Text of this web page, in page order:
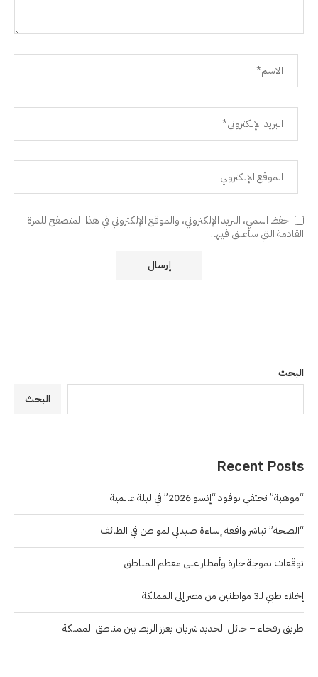
احفظ اسمي، البريد الإلكتروني، والموقع الإلكتروني في هذا المتصفح للمرة
القادمة التي سأعلق فيها.
البحث
البحث
Recent Posts
“موهبة” تحتفي بوفود “إنسو 2026” في ليلة عالمية
“الصحة” تباشر واقعة إساءة صيدلي لمواطن في الطائف
توقعات بموجة حارة وأمطار على معظم المناطق
إخلاء طبي لـ3 مواطنين من مصر إلى المملكة
طريق رفحاء – حائل الجديد شريان يعزز الربط بين مناطق المملكة